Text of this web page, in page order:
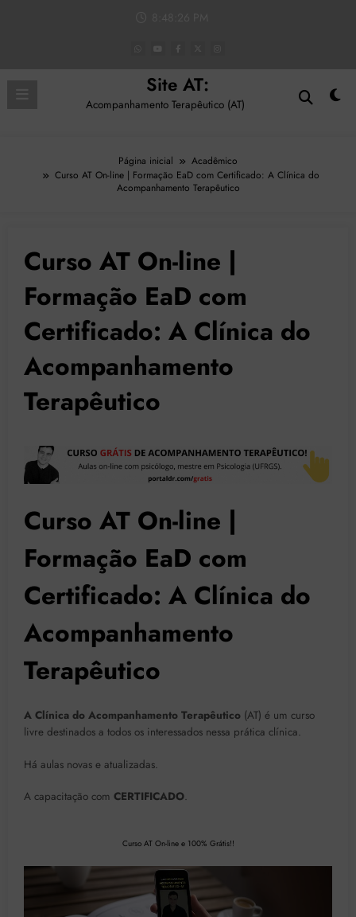
Site AT:
Acompanhamento Terapêutico (AT)
Página inicial
Acadêmico
Curso AT On-line | Formação EaD com Certificado: A Clínica do
Acompanhamento Terapêutico
Curso AT On-line |
Formação EaD com
Certificado: A Clínica do
Acompanhamento
Terapêutico
Curso AT On-line |
Formação EaD com
Certificado: A Clínica do
Acompanhamento
Terapêutico
A Clínica do Acompanhamento Terapêutico (AT) é um curso
livre destinados a todos os interessados nessa prática clínica.
Há aulas novas e atualizadas.
A capacitação com CERTIFICADO.
Curso AT On-line e 100% Grátis!!